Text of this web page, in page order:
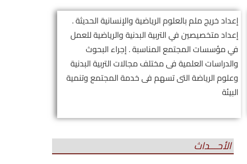
إعداد خريج ملم بالعلوم الرياضية والإنسانية الحديثة .
إعداد متخصيصين في التربية البدنية والرياضية للعمل
في مؤسسات المجتمع المناسبة . إجراء البحوث
والدراسات العلمية فى مختلف مجالات التربية البدنية
وعلوم الرياضة التى تسهم فى خدمة المجتمع وتنمية
البيئة
الأحـــداث